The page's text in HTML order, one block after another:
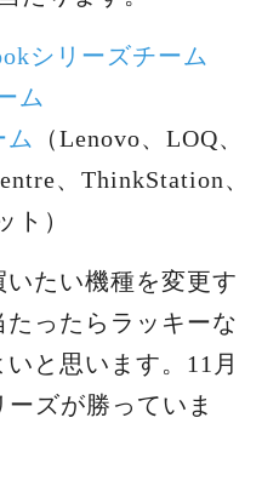
シリーズチーム
ム
ム
（Lenovo、LOQ、
、ThinkStation、
ト）
たい機種を変更す
ったらラッキーな
と思います。11月
ズが勝っていま